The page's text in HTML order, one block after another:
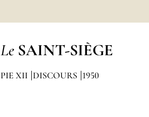
Le SAINT-SIÈGE
PIE XII DISCOURS 1950